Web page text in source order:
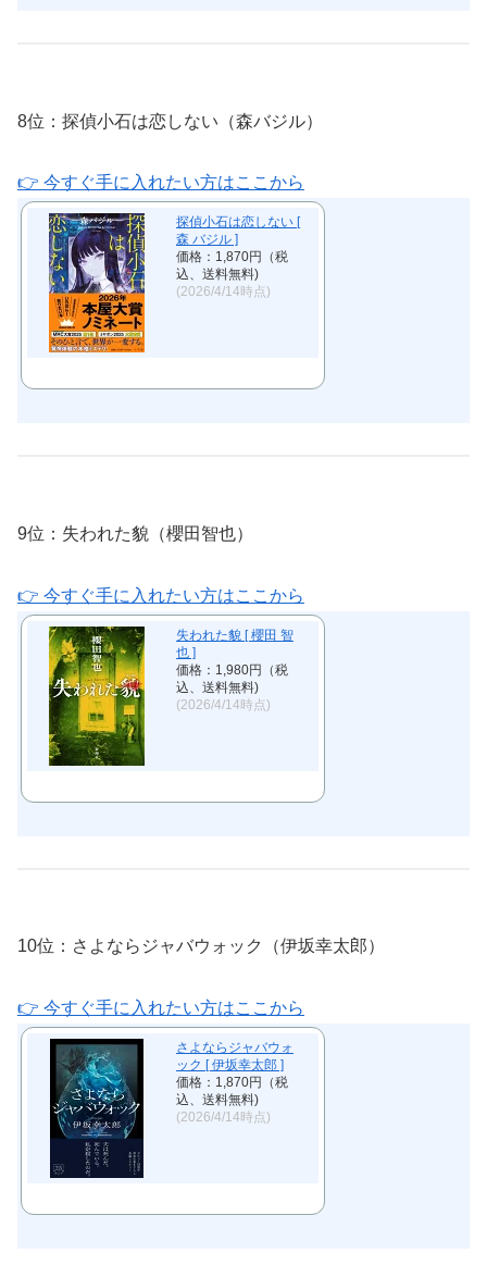
8位：探偵小石は恋しない（森バジル）
👉 今すぐ手に入れたい方はここから
探偵小石は恋しない [
森 バジル ]
価格：1,870円（税
込、送料無料)
(2026/4/14時点)
9位：失われた貌（櫻田智也）
👉 今すぐ手に入れたい方はここから
失われた貌 [ 櫻田 智
也 ]
価格：1,980円（税
込、送料無料)
(2026/4/14時点)
10位：さよならジャバウォック（伊坂幸太郎）
👉 今すぐ手に入れたい方はここから
さよならジャバウォ
ック [ 伊坂幸太郎 ]
価格：1,870円（税
込、送料無料)
(2026/4/14時点)